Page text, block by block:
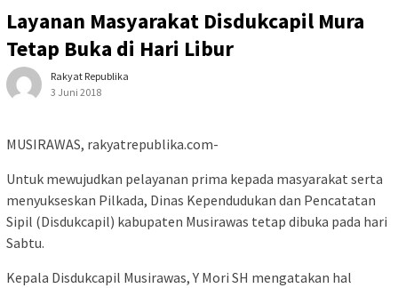
Layanan Masyarakat Disdukcapil Mura
Tetap Buka di Hari Libur
Rakyat Republika
3 Juni 2018
MUSIRAWAS, rakyatrepublika.com-
Untuk mewujudkan pelayanan prima kepada masyarakat serta
menyukseskan Pilkada, Dinas Kependudukan dan Pencatatan
Sipil (Disdukcapil) kabupaten Musirawas tetap dibuka pada hari
Sabtu.
Kepala Disdukcapil Musirawas, Y Mori SH mengatakan hal